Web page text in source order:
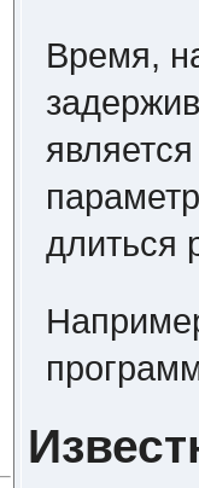
Время,
длиться